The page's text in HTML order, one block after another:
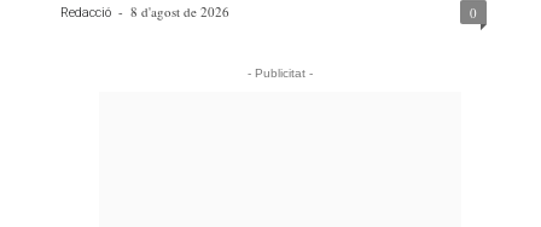
Redacció - 8 d'agost de 2026 0
- Publicitat -